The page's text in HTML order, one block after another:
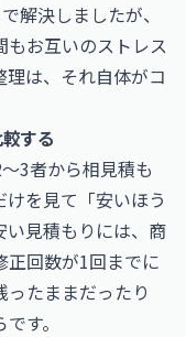
解決しましたが、
もお互いのストレス
は、それ自体がコ
する
3者から相見積も
を見て「安いほう
い見積もりには、商
正回数が1回までに
たままだったり
す。